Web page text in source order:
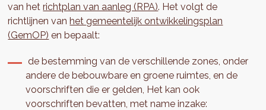
van hetrichtplan van aanleg (RPA). Het volgt de
richtlijnen vanhet gemeentelijk ontwikkelingsplan
(GemOP) en bepaalt:
de bestemming van de verschillende zones, onder
andere de bebouwbare en groene ruimtes, en de
voorschriften die er gelden, Het kan ook
voorschriften bevatten, met name inzake: